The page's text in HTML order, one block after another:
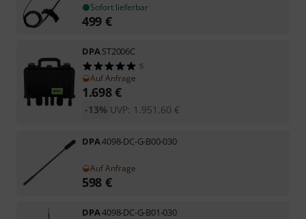
Sofort lieferbar
499 €
DPAST2006C
5
Auf Anfrage
1.698€
UVP: 1.951,60 €
-13%
DPA4098-DC-G-B00-030
Auf Anfrage
598 €
DPA4098-DC-G-B01-030